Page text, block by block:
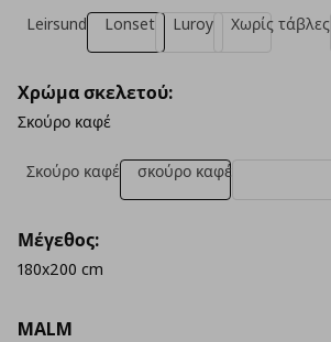
MALM
Leirsund Lonset Luroy Χωρίς τάβλες
Χρώμα σκελετού:
Σκούρο καφέ
Σκούρο καφέ σκούρο καφέ
Μέγεθος:
180x200 cm